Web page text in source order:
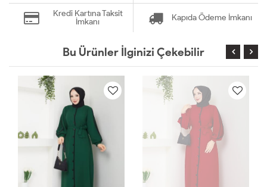
Kredi Kartına Taksit
İmkanı
Kapıda Ödeme İmkanı
Bu Ürünler İlginizi Çekebilir